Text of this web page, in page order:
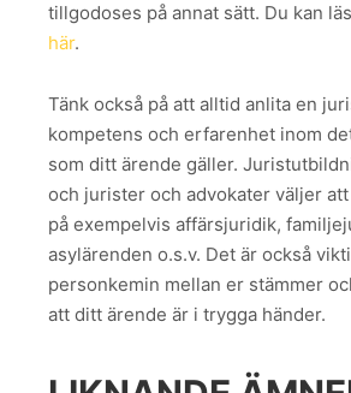
tillgodoses på annat sätt. Du kan
här.
Tänk också på att alltid anlita en
kompetens och erfarenhet inom
som ditt ärende gäller.
och jurister och advokater väljer
på exempelvis affärsjuridik,
asylärenden o.s.v. Det är också
personkemin mellan er stämmer
att ditt ärende är i trygga händer.